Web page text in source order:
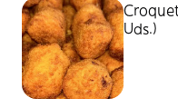
Uds.)